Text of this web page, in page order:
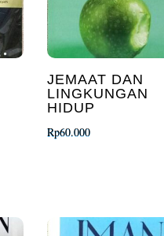
JEMAAT DAN
LINGKUNGAN
HIDUP
Rp60.000